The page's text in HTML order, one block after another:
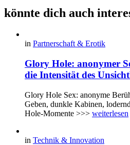
könnte dich auch
in Partnerschaft & Erotik
Glory Hole: anonymer
die Intensität des
Glory Hole Sex: anonyme
Geben, dunkle Kabinen,
Hole-Momente >>> weiterlesen
in Technik & Innovation